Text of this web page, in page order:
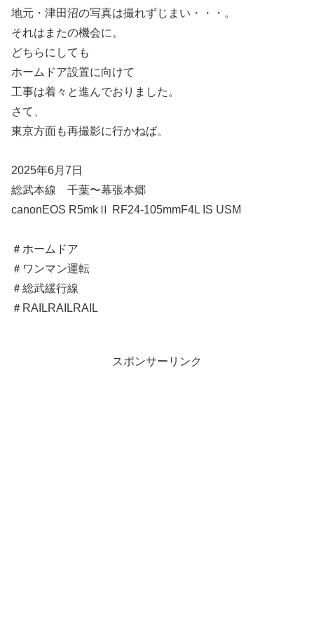
地元・津田沼の写真は撮れずじまい・・・。
それはまたの機会に。
どちらにしても
ホームドア設置に向けて
工事は着々と進んでおりました。
さて、
東京方面も再撮影に行かねば。
2025年6月7日
総武本線 千葉〜幕張本郷
canonEOS R5mkⅡ RF24-105mmF4L IS USM
＃ホームドア
＃ワンマン運転
＃総武緩行線
＃RAILRAILRAIL
スポンサーリンク